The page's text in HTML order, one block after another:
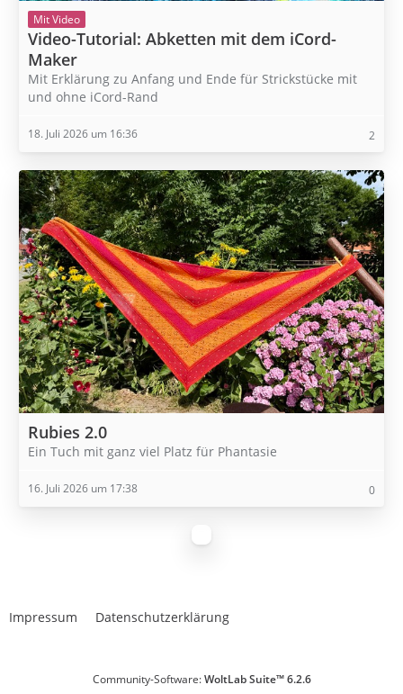
Mit Video
Video-Tutorial: Abketten mit dem iCord-
Maker
Mit Erklärung zu Anfang und Ende für Strickstücke mit
und ohne iCord-Rand
18. Juli 2026 um 16:36 2
Rubies 2.0
Ein Tuch mit ganz viel Platz für Phantasie
16. Juli 2026 um 17:38 0
Impressum Datenschutzerklärung
Community-Software:WoltLab Suite™ 6.2.6